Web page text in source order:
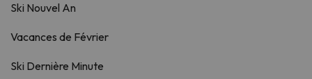
Ski Nouvel An
Vacances de Février
Ski Dernière Minute